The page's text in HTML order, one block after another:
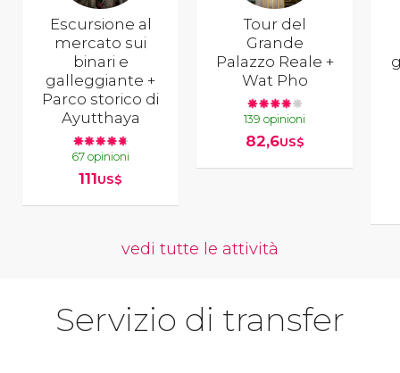
Escursione al
mercato sui
binari e
galleggiante +
Parco storico di
Ayutthaya
67 opinioni
111US$
Tour del
Grande
Palazzo Reale +
Wat Pho
139 opinioni
82,6US$
vedi tutte le attività
Servizio di transfer